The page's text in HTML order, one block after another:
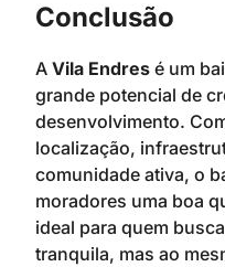
Conclusão
A Vila Endres é um
grande potencial de
desenvolvimento.
localização,
comunidade ativa, o
moradores uma boa
ideal para quem
tranquila, mas ao